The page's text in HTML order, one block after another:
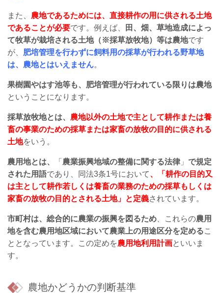
また、 農地であるためには、直接耕作の用に供される土地
であることが必要です。例えば、
田、畑、草地造成によっ
て牧草が栽培される土地（※採草放牧地）等は農地です
が、 肥培管理を行わずに飼料用の採草が行われる野草地
は、農地とはいえません。
果樹園やはす池等も、肥培管理が行われている限りは農地
ということになります。
採草放牧地とは、 農地以外の土地で主として耕作または養
畜の事業のための採草または家畜の放牧の目的に供される
土地をいう。
農用地とは、 「 農業振興地域の整備に関する法律 」 で規定
された用語であり、同法3条1号において、「耕作の目的又
は主として耕作若しくは養畜の業務のための採草もしくは
家畜の放牧の目的とされる土地」と定義されています。
市町村は、総合的に農業の振興を図るため 、これらの農用
地を含む農用地区域において農業上の用途区分を定めるこ
ととなっています。この定めを農用地利用計画といいま
す。
農地かどうかの判断基準